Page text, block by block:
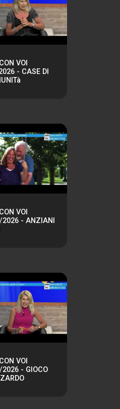
VOI
- CASE DI
VOI
- ANZIANI
VOI
- GIOCO